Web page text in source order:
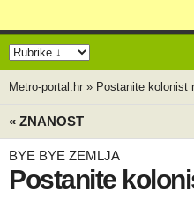
Metro-portal.hr » Postanite kolonist
« ZNANOST
BYE BYE ZEMLJA
Postanite